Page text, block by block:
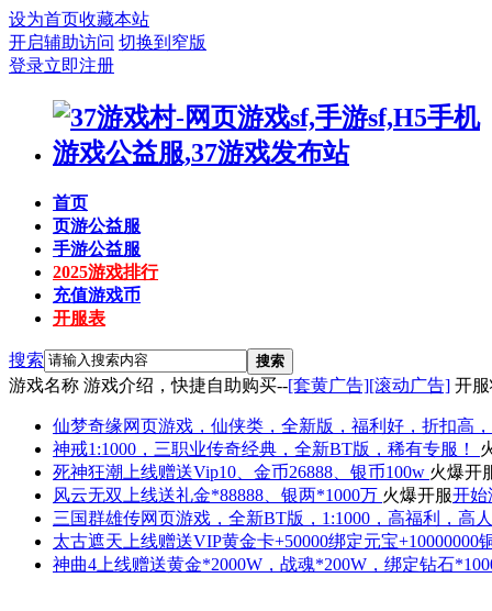
设为首页收藏本站
开启辅助访问 切换到窄版
登录立即注册
首页
页游公益服
手游公益服
2025游戏排行
充值游戏币
开服表
搜索 搜索
游戏名称 游戏介绍，快捷自助购买--[套黄广告][滚动广告] 开
仙梦奇缘网页游戏，仙侠类，全新版，福利好，折扣高
神戒1:1000，三职业传奇经典，全新BT版，稀有专服！
死神狂潮 上线赠送Vip10、金币26888、银币100w 火爆开
风云无双 上线送礼金*88888、银两*1000万 火爆开服开始
三国群雄传网页游戏，全新BT版，1:1000，高福利，高
太古遮天 上线赠送VIP黄金卡+50000绑定元宝+10000000
神曲4 上线赠送黄金*2000W，战魂*200W，绑定钻石